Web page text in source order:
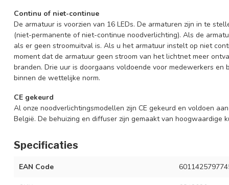
Continu of niet-continue
De armatuur is voorzien van 16 LEDs. De armaturen zijn in te
(niet-permanente of niet-continue noodverlichting). Als de
als er geen stroomuitval is. Als u het armatuur instelt op niet
moment dat de armatuur geen stroom van het lichtnet meer
branden. Drie uur is doorgaans voldoende voor medewerkers
binnen de wettelijke norm.
CE gekeurd
Al onze noodverlichtingsmodellen zijn CE gekeurd en voldoen
België. De behuizing en diffuser zijn gemaakt van hoogwaardige
Specificaties
EAN Code